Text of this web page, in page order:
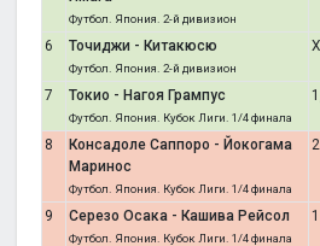
Футбол. Япония. 2-й дивизион
6 Точиджи - Китакюсю
Футбол. Япония. 2-й дивизион
7 Токио - Нагоя Грампус
Футбол. Япония. Кубок Лиги. 1/4 финала
8
Консадоле Саппоро - Йокогама
Маринос
Футбол. Япония. Кубок Лиги. 1/4 финала
2
9 Серезо Осака - Кашива Рейсол
Футбол. Япония. Кубок Лиги. 1/4 финала
1